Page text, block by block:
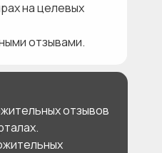
отзывов
на целевых
отзывами.